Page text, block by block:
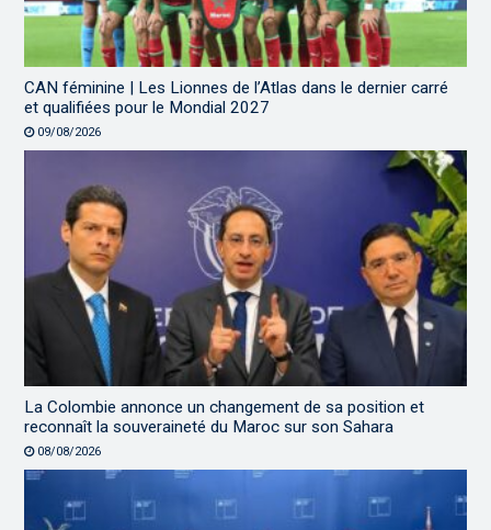
CAN féminine | Les Lionnes de l’Atlas dans le dernier carré
et qualifiées pour le Mondial 2027
09/08/2026
La Colombie annonce un changement de sa position et
reconnaît la souveraineté du Maroc sur son Sahara
08/08/2026